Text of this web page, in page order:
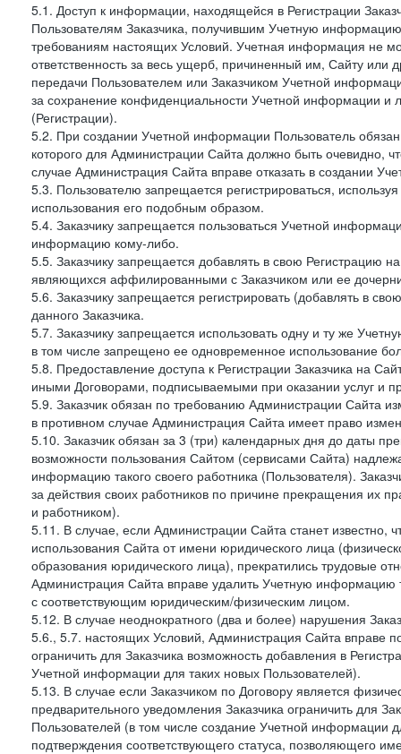
5.1. Доступ к информации, находящейся в Регистрации
Пользователям Заказчика, получившим Учетную
требованиям настоящих Условий. Учетная информация не
ответственность за весь ущерб, причиненный им, Сайту
передачи Пользователем или Заказчиком Учетной
за сохранение конфиденциальности Учетной информации
(Регистрации).
5.2. При создании Учетной информации Пользователь
которого для Администрации Сайта должно быть очевидно,
случае Администрация Сайта вправе отказать в создании
5.3. Пользователю запрещается регистрироваться,
использования его подобным образом.
5.4. Заказчику запрещается пользоваться Учетной
информацию кому-либо.
5.5. Заказчику запрещается добавлять в свою Регистрацию
являющихся аффилированными с Заказчиком или ее
5.6. Заказчику запрещается регистрировать (добавлять в
данного Заказчика.
5.7. Заказчику запрещается использовать одну и ту же
в том числе запрещено ее одновременное использование
5.8. Предоставление доступа к Регистрации Заказчика на
иными Договорами, подписываемыми при оказании услуг и
5.9. Заказчик обязан по требованию Администрации Сайта
в противном случае Администрация Сайта имеет право
5.10. Заказчик обязан за 3 (три) календарных дня до даты
возможности пользования Сайтом (сервисами Сайта)
информацию такого своего работника (Пользователя).
за действия своих работников по причине прекращения их
и работником).
5.11. В случае, если Администрации Сайта станет
использования Сайта от имени юридического лица
образования юридического лица), прекратились трудовые
Администрация Сайта вправе удалить Учетную информацию
с соответствующим юридическим/физическим лицом.
5.12. В случае неоднократного (два и более) нарушения
5.6., 5.7. настоящих Условий, Администрация Сайта вправе
ограничить для Заказчика возможность добавления в
Учетной информации для таких новых Пользователей).
5.13. В случае если Заказчиком по Договору является
предварительного уведомления Заказчика ограничить для
Пользователей (в том числе создание Учетной информации
подтверждения соответствующего статуса, позволяющего